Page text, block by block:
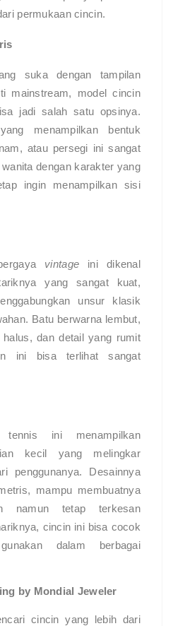
permukaan cincin.
suka dengan tampilan
mainstream, model cincin
jadi salah satu opsinya.
menampilkan bentuk
atau persegi ini sangat
dengan karakter yang
ingin menampilkan sisi
vintage ini dikenal
yang sangat kuat,
unsur klasik
Batu berwarna lembut,
halus, dan detail yang rumit
ini bisa terlihat sangat
ini menampilkan
kecil yang melingkar
penggunanya. Desainnya
mampu membuatnya
namun tetap terkesan
cincin ini bisa cocok
dalam berbagai
by Mondial Jeweler
cincin yang lebih dari